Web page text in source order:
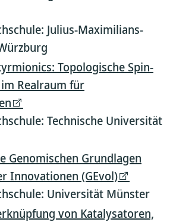
Julius-Maximilians-
Topologische Spin-
Realraum für
Technische Universität
Genomischen Grundlagen
Innovationen (GEvol)
Universität Münster
von Katalysatoren,